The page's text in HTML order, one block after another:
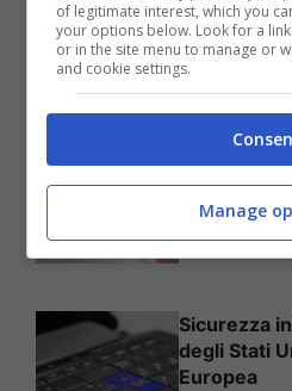
25 Novembre 2025
Come
proprio sito
Sicurezza
degli Stati
Europea
of legitimate interest, which you
your options below. Look for a
or in the site menu to manage or
and cookie settings.
Manage